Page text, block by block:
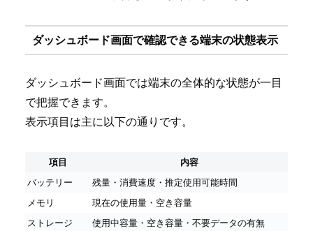
ダッシュボード画面で確認できる端末の状態表示
ダッシュボード画面では端末の全体的な状態が一目
で把握できます。
表示項目は主に以下の通りです。
項目
内容
バッテリー
残量・消費速度・推定使用可能時間
メモリ
現在の使用量・空き容量
ストレージ
使用中容量・空き容量・不要データの有無